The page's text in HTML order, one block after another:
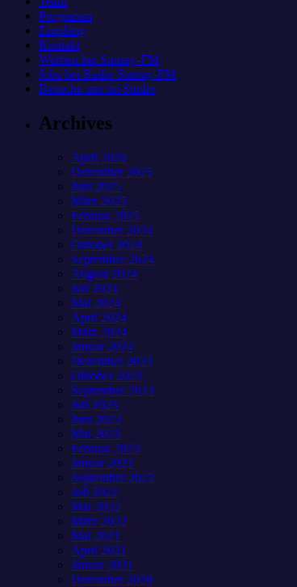
Programm
Empfang
Kontakt
Werben bei Sunray-FM
Jobs bei Radio Sunray-FM
Besuche uns im Studio
Archives
April 2026
Dezember 2025
Juni 2025
März 2025
Februar 2025
Dezember 2024
Oktober 2024
September 2024
August 2024
Juli 2024
Mai 2024
April 2024
März 2024
Januar 2024
Dezember 2023
Oktober 2023
September 2023
Juli 2023
Juni 2023
Mai 2023
Februar 2023
Januar 2023
September 2022
Juli 2022
Mai 2022
März 2022
Mai 2021
April 2021
Januar 2021
Dezember 2020